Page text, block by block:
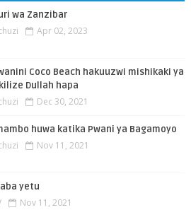
wa Zanzibar
Apr 02, 2023
Coco Beach hakuuzwi mishikaki ya
Dullah hapa
Dec 30, 2021
huwa katika Pwani ya Bagamoyo
Nov 11, 2021
yetu
Nov 11, 2021